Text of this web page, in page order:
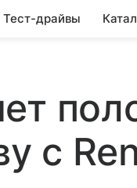
Тест-драйвы
с